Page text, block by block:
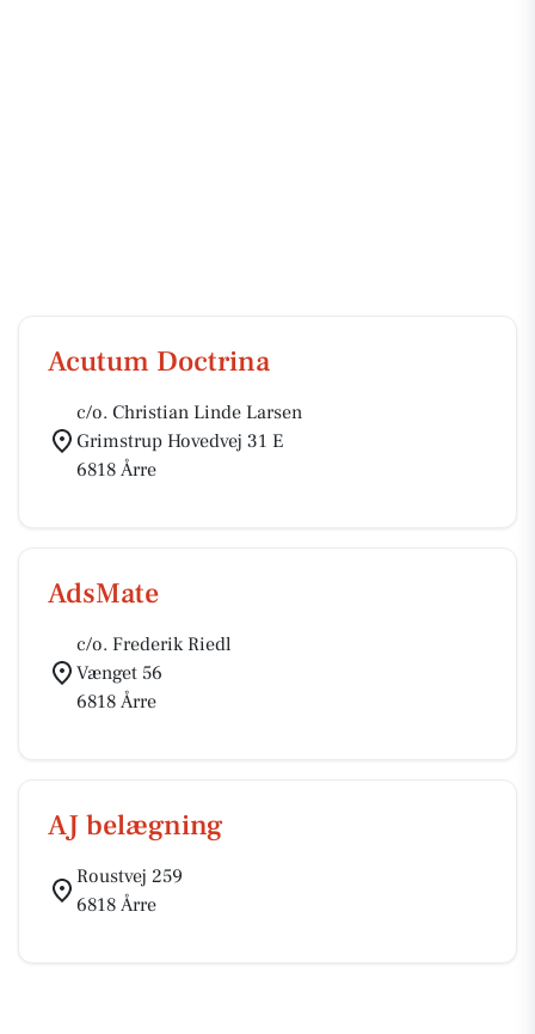
Acutum Doctrina
c/o. Christian Linde Larsen
Grimstrup Hovedvej 31 E
6818 Årre
AdsMate
c/o. Frederik Riedl
Vænget 56
6818 Årre
AJ belægning
Roustvej 259
6818 Årre